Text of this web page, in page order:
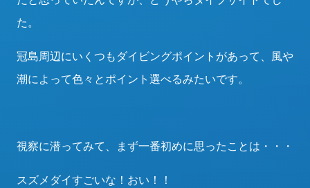
た。
冠島周辺にいくつもダイビングポイントがあって、風や
潮によって色々とポイント選べるみたいです。
視察に潜ってみて、まず一番初めに思ったことは・・・
スズメダイすごいな！おい！！